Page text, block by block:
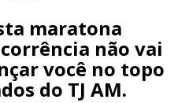
maratona
não vai
você no topo
do TJ AM.